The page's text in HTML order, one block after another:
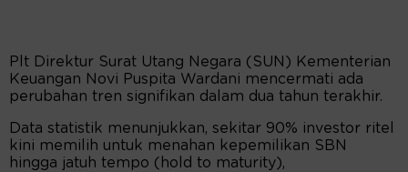
Plt Direktur Surat Utang Negara (SUN) Kementerian
Keuangan Novi Puspita Wardani mencermati ada
perubahan tren signifikan dalam dua tahun terakhir.
Data statistik menunjukkan, sekitar 90% investor ritel
kini memilih untuk menahan kepemilikan SBN
hingga jatuh tempo (hold to maturity),